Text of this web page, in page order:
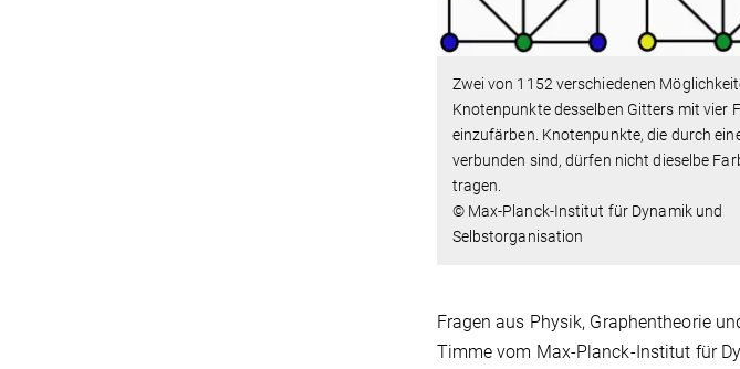
Zwei von 1152 verschiedenen
Knotenpunkte desselben Gitters mit vier
einzufärben. Knotenpunkte, die durch
verbunden sind, dürfen nicht dieselbe
tragen.
© Max-Planck-Institut für Dynamik und
Selbstorganisation
Fragen aus Physik, Graphentheorie
Timme vom Max-Planck-Institut für